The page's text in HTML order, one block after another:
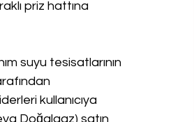
priz hattına
suyu tesisatlarının
kullanıcıya
Doğalgaz) satın